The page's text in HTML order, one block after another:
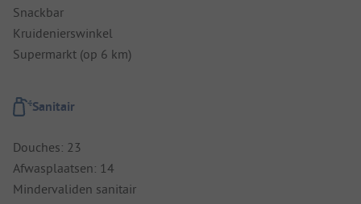
Snackbar
Kruidenierswinkel
Supermarkt (op 6 km)
Sanitair
Douches: 23
Afwasplaatsen: 14
Mindervaliden sanitair